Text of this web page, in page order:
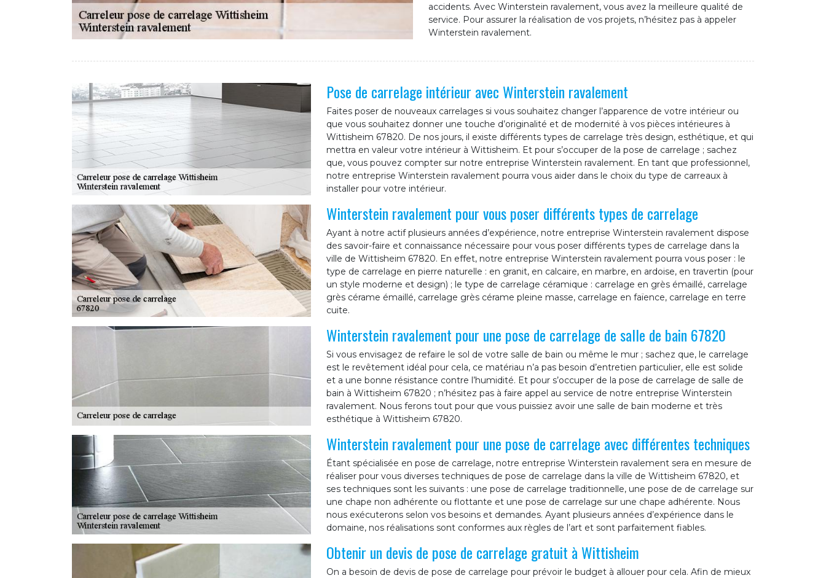
accidents. Avec Winterstein ravalement, vous avez la meilleure qualité de
service. Pour assurer la réalisation de vos projets, n’hésitez pas à appeler
Winterstein ravalement.
Pose de carrelage intérieur avec Winterstein ravalement
Faites poser de nouveaux carrelages si vous souhaitez changer l’apparence de votre intérieur ou
que vous souhaitez donner une touche d’originalité et de modernité à vos pièces intérieures à
Wittisheim 67820. De nos jours, il existe différents types de carrelage très design, esthétique, et qui
mettra en valeur votre intérieur à Wittisheim. Et pour s’occuper de la pose de carrelage ; sachez
que, vous pouvez compter sur notre entreprise Winterstein ravalement. En tant que professionnel,
notre entreprise Winterstein ravalement pourra vous aider dans le choix du type de carreaux à
installer pour votre intérieur.
Winterstein ravalement pour vous poser différents types de carrelage
Ayant à notre actif plusieurs années d’expérience, notre entreprise Winterstein ravalement dispose
des savoir-faire et connaissance nécessaire pour vous poser différents types de carrelage dans la
ville de Wittisheim 67820. En effet, notre entreprise Winterstein ravalement pourra vous poser : le
type de carrelage en pierre naturelle : en granit, en calcaire, en marbre, en ardoise, en travertin (pour
un style moderne et design) ; le type de carrelage céramique : carrelage en grès émaillé, carrelage
grès cérame émaillé, carrelage grès cérame pleine masse, carrelage en faïence, carrelage en terre
cuite.
Winterstein ravalement pour une pose de carrelage de salle de bain 67820
Si vous envisagez de refaire le sol de votre salle de bain ou même le mur ; sachez que, le carrelage
est le revêtement idéal pour cela, ce matériau n’a pas besoin d’entretien particulier, elle est solide
et a une bonne résistance contre l’humidité. Et pour s’occuper de la pose de carrelage de salle de
bain à Wittisheim 67820 ; n’hésitez pas à faire appel au service de notre entreprise Winterstein
ravalement. Nous ferons tout pour que vous puissiez avoir une salle de bain moderne et très
esthétique à Wittisheim 67820.
Winterstein ravalement pour une pose de carrelage avec différentes techniques
Étant spécialisée en pose de carrelage, notre entreprise Winterstein ravalement sera en mesure de
réaliser pour vous diverses techniques de pose de carrelage dans la ville de Wittisheim 67820, et
ses techniques sont les suivants : une pose de carrelage traditionnelle, une pose de de carrelage sur
une chape non adhérente ou flottante et une pose de carrelage sur une chape adhérente. Nous
nous exécuterons selon vos besoins et demandes. Ayant plusieurs années d’expérience dans le
domaine, nos réalisations sont conformes aux règles de l’art et sont parfaitement fiables.
Obtenir un devis de pose de carrelage gratuit à Wittisheim
On a besoin de devis de pose de carrelage pour prévoir le budget à allouer pour cela. Afin de mieux